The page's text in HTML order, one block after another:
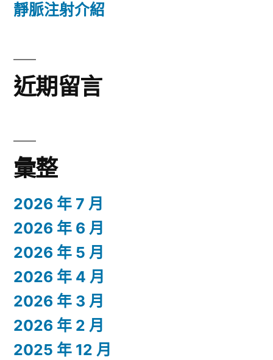
靜脈注射介紹
近期留言
彙整
2026 年 7 月
2026 年 6 月
2026 年 5 月
2026 年 4 月
2026 年 3 月
2026 年 2 月
2025 年 12 月